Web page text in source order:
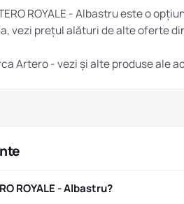
ROYALE - Albastru este o
vezi prețul alături de alte oferte
Artero- vezi și alte produse ale
ROYALE - Albastru?